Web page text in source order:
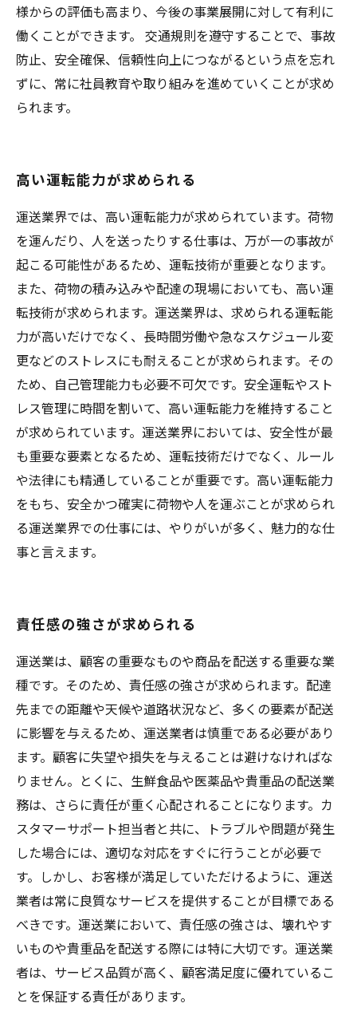
様からの評価も高まり、今後の事業展開に対して有利に
働くことができます。 交通規則を遵守することで、事故
防止、安全確保、信頼性向上につながるという点を忘れ
ずに、常に社員教育や取り組みを進めていくことが求め
られます。
高い運転能力が求められる
運送業界では、高い運転能力が求められています。荷物
を運んだり、人を送ったりする仕事は、万が一の事故が
起こる可能性があるため、運転技術が重要となります。
また、荷物の積み込みや配達の現場においても、高い運
転技術が求められます。運送業界は、求められる運転能
力が高いだけでなく、長時間労働や急なスケジュール変
更などのストレスにも耐えることが求められます。その
ため、自己管理能力も必要不可欠です。安全運転やスト
レス管理に時間を割いて、高い運転能力を維持すること
が求められています。運送業界においては、安全性が最
も重要な要素となるため、運転技術だけでなく、ルール
や法律にも精通していることが重要です。高い運転能力
をもち、安全かつ確実に荷物や人を運ぶことが求められ
る運送業界での仕事には、やりがいが多く、魅力的な仕
事と言えます。
責任感の強さが求められる
運送業は、顧客の重要なものや商品を配送する重要な業
種です。そのため、責任感の強さが求められます。配達
先までの距離や天候や道路状況など、多くの要素が配送
に影響を与えるため、運送業者は慎重である必要があり
ます。顧客に失望や損失を与えることは避けなければな
りません。とくに、生鮮食品や医薬品や貴重品の配送業
務は、さらに責任が重く心配されることになります。カ
スタマーサポート担当者と共に、トラブルや問題が発生
した場合には、適切な対応をすぐに行うことが必要で
す。しかし、お客様が満足していただけるように、運送
業者は常に良質なサービスを提供することが目標である
べきです。運送業において、責任感の強さは、壊れやす
いものや貴重品を配送する際には特に大切です。運送業
者は、サービス品質が高く、顧客満足度に優れているこ
とを保証する責任があります。